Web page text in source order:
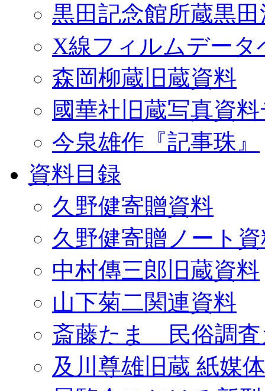
黒田記念館所蔵黒
X線フィルムデータ
森岡柳蔵旧蔵資料
國華社旧蔵写真資
今泉雄作『記事珠』
資料目録
久野健寄贈資料
久野健寄贈ノート
中村傳三郎旧蔵資料
山下菊二関連資料
斎藤たま 民俗調査
及川尊雄旧蔵 紙媒